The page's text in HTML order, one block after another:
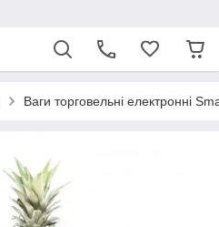
Ваги торговельні електронні